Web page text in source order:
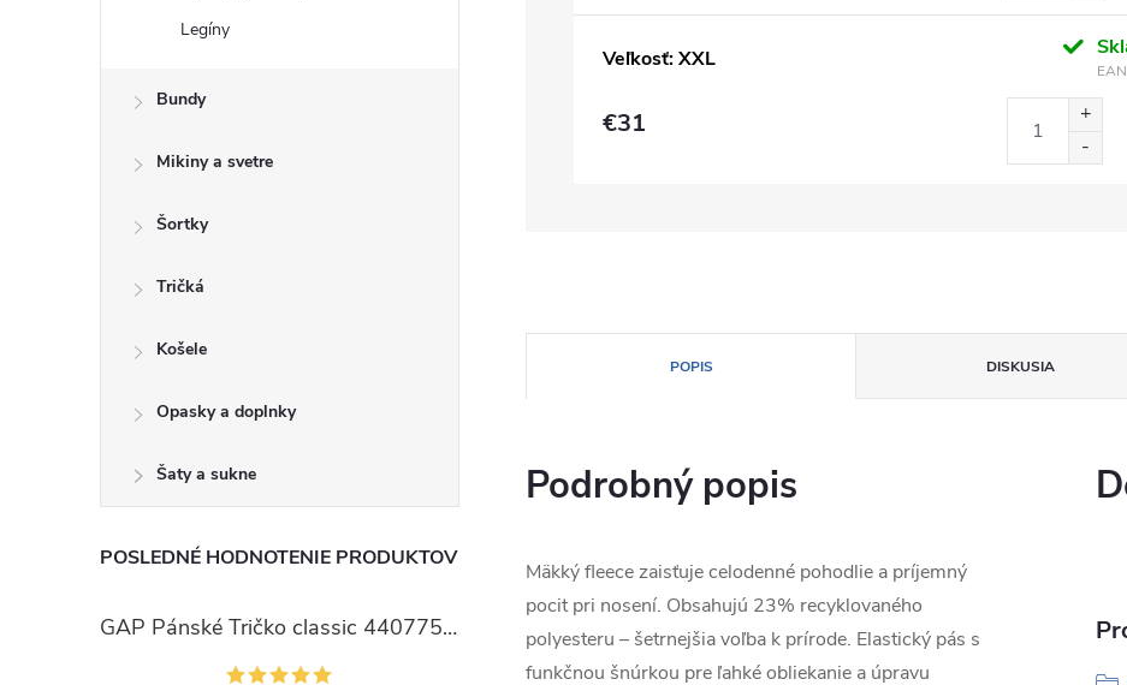
Legíny
Bundy
Mikiny a svetre
Šortky
Tričká
Košele
Opasky a doplnky
Šaty a sukne
POSLEDNÉ HODNOTENIE PRODUKTOV
GAP Pánské Tričko classic 440775-00
Veľkosť: XXL
€31
POPIS DISKUSIA
Podrobný popis
Mäkký fleece zaisťuje celodenné pohodlie a príjemný
pocit pri nosení. Obsahujú 23% recyklovaného
polyesteru – šetrnejšia voľba k prírode. Elastický pás s
funkčnou šnúrkou pre ľahké obliekanie a úpravu